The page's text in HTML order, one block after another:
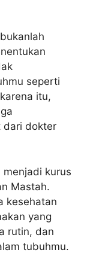
seperti
itu,
dari dokter
menjadi kurus
Mastah.
kesehatan
yang
rutin, dan
tubuhmu.